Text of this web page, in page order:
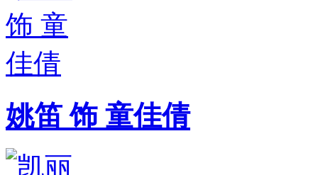
《裸婚时代》剧照[高清大图]
姚笛 饰 童佳倩